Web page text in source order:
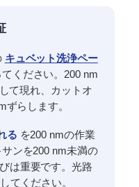
キュベット洗浄ペー
ください。200 nm
て現れ、カットオ
ずらします。
る を200 nmの作業
ンを200 nm未満の
は重要です。光路
てください。